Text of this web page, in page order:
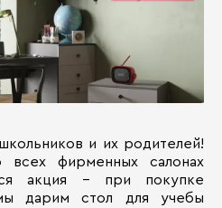
и их родителей!
фирменных салонах
акция – при покупке
дарим стол для учебы